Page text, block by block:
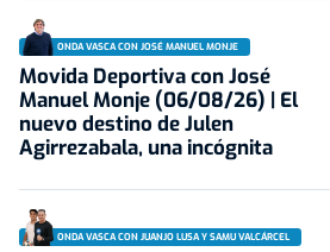
ONDA VASCA CON JOSÉ MANUEL MONJE
Movida Deportiva con José
Manuel Monje (06/08/26) | El
nuevo destino de Julen
Agirrezabala, una incógnita
ONDA VASCA CON JUANJO LUSA Y SAMU VALCÁRCEL